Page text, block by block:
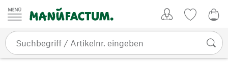
Zum Inhalt springen